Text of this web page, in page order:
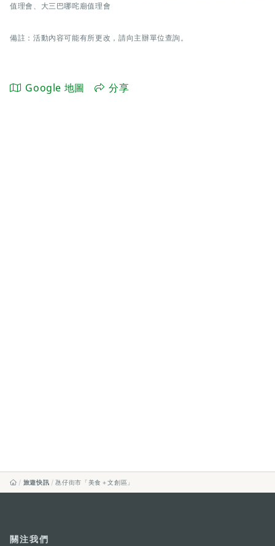
值理會、大三巴哪咤廟值理會
備註：活動內容可能有所更改，請向主辦單位查詢。
Google 地圖 分享
旅遊快訊 氹仔街市「美食＋文創區」
關注我們